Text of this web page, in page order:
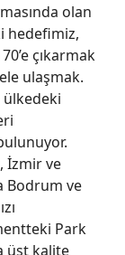
olan
hedefimiz,
çıkarmak
ulaşmak.
ülkedeki
İzmir ve
Bodrum ve
Park
üst kalite